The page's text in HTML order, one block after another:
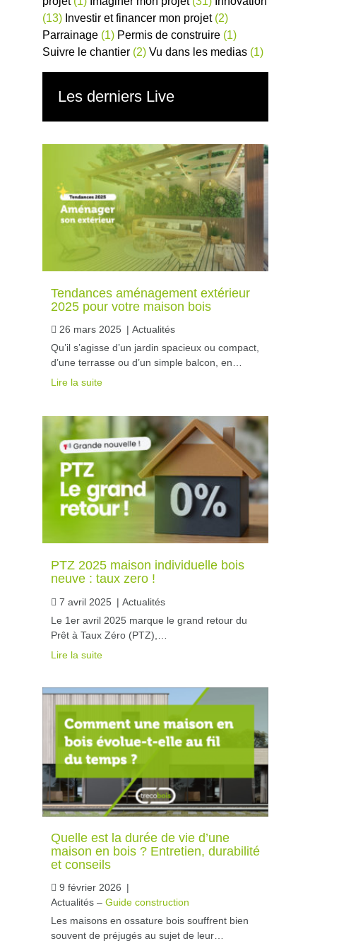
(13) Investir et financer mon projet(2)
Parrainage (1) Permis de construire (1)
Suivre le chantier (2) Vu dans les medias (1)
Les derniers Live
Tendances aménagement extérieur
2025 pour votre maison bois
26 mars 2025 | Actualités
Qu’il s’agisse d’un jardin spacieux ou compact,
d’une terrasse ou d’un simple balcon, en…
Lire la suite
PTZ 2025 maison individuelle bois
neuve : taux zero !
7 avril 2025 | Actualités
Le 1er avril 2025 marque le grand retour du
Prêt à Taux Zéro (PTZ),…
Lire la suite
Quelle est la durée de vie d’une
maison en bois ? Entretien, durabilité
et conseils
9 février 2026 |
Actualités – Guide construction
Les maisons en ossature bois souffrent bien
souvent de préjugés au sujet de leur…